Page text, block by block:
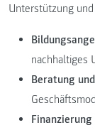
Unterstützung
nachhaltiges
Beratung
Finanzierung